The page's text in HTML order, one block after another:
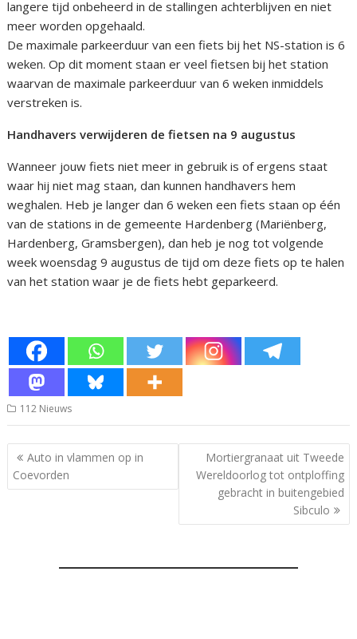
langere tijd onbeheerd in de stallingen achterblijven en niet
meer worden opgehaald.
De maximale parkeerduur van een fiets bij het NS-station is 6
weken. Op dit moment staan er veel fietsen bij het station
waarvan de maximale parkeerduur van 6 weken inmiddels
verstreken is.
Handhavers verwijderen de fietsen na 9 augustus
Wanneer jouw fiets niet meer in gebruik is of ergens staat
waar hij niet mag staan, dan kunnen handhavers hem
weghalen. Heb je langer dan 6 weken een fiets staan op één
van de stations in de gemeente Hardenberg (Mariënberg,
Hardenberg, Gramsbergen), dan heb je nog tot volgende
week woensdag 9 augustus de tijd om deze fiets op te halen
van het station waar je de fiets hebt geparkeerd.
112 Nieuws
Bericht
navigatie
Auto in vlammen op in
Coevorden
Mortiergranaat uit Tweede
Wereldoorlog tot ontploffing
gebracht in buitengebied
Sibculo